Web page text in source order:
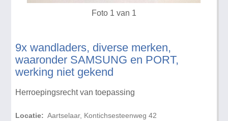
9x wandladers, diverse merken,
waaronder SAMSUNG en PORT,
werking niet gekend
Herroepingsrecht van toepassing
Locatie: Aartselaar, Kontichsesteenweg 42
Foto 1 van 1